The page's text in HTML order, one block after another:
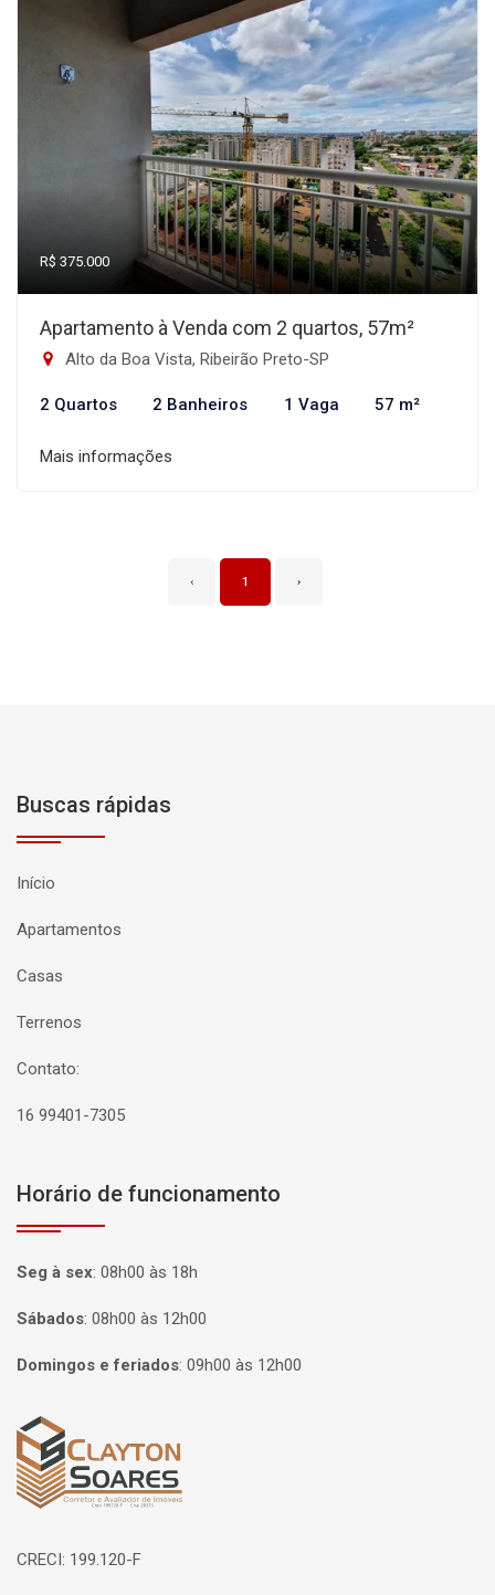
R$ 375.000
Apartamento à Venda com 2 quartos, 57m²
Alto da Boa Vista, Ribeirão Preto-SP
2 Quartos 2 Banheiros 1 Vaga 57 m²
Mais informações
‹ 1 ›
Buscas rápidas
Início
Apartamentos
Casas
Terrenos
Contato:
16 99401-7305
Horário de funcionamento
Seg à sex: 08h00 às 18h
Sábados: 08h00 às 12h00
Domingos e feriados: 09h00 às 12h00
Página inicial
CRECI: 199.120-F